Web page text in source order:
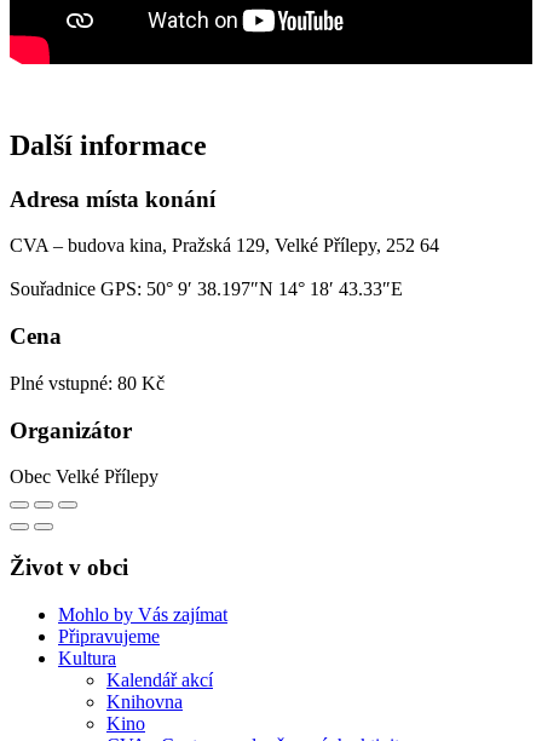
Další informace
Adresa místa konání
CVA – budova kina, Pražská 129, Velké Přílepy, 252 64
Souřadnice GPS: 50° 9′ 38.197″N 14° 18′ 43.33″E
Cena
Plné vstupné: 80 Kč
Organizátor
Obec Velké Přílepy
Život v obci
Mohlo by Vás zajímat
Připravujeme
Kultura
Kalendář akcí
Knihovna
Kino